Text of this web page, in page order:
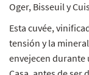
Oger, Bisseuil y
Esta cuvée,
tensión y la
envejecen durante